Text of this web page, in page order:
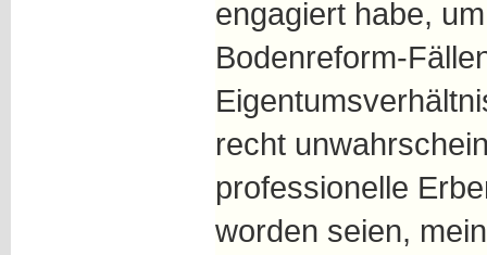
engagiert habe,
Bodenreform-
recht
professionelle
worden seien,